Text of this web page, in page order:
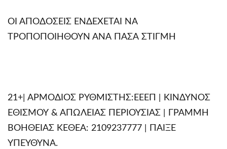
ΟΙ ΑΠΟΔΟΣΕΙΣ ΕΝΔΕΧΕΤΑΙ ΝΑ
ΤΡΟΠΟΠΟΙΗΘΟΥΝ ΑΝΑ ΠΑΣΑ ΣΤΙΓΜΗ
21+| ΑΡΜΟΔΙΟΣ ΡΥΘΜΙΣΤΗΣ:ΕΕΕΠ | ΚΙΝΔΥΝΟΣ
ΕΘΙΣΜΟΥ & ΑΠΩΛΕΙΑΣ ΠΕΡΙΟΥΣΙΑΣ | ΓΡΑΜΜΗ
ΒΟΗΘΕΙΑΣ ΚΕΘΕΑ: 2109237777 | ΠΑΙΞΕ
ΥΠΕΥΘΥΝΑ.